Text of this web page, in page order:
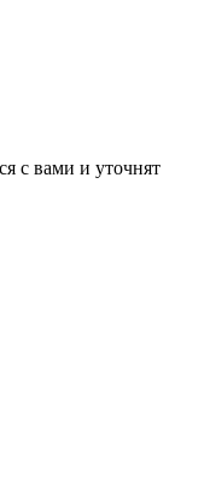
с вами и уточнят